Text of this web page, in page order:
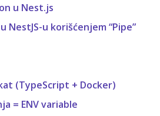
u Nest.js
NestJS-u korišćenjem “Pipe”
(TypeScript + Docker)
= ENV variable